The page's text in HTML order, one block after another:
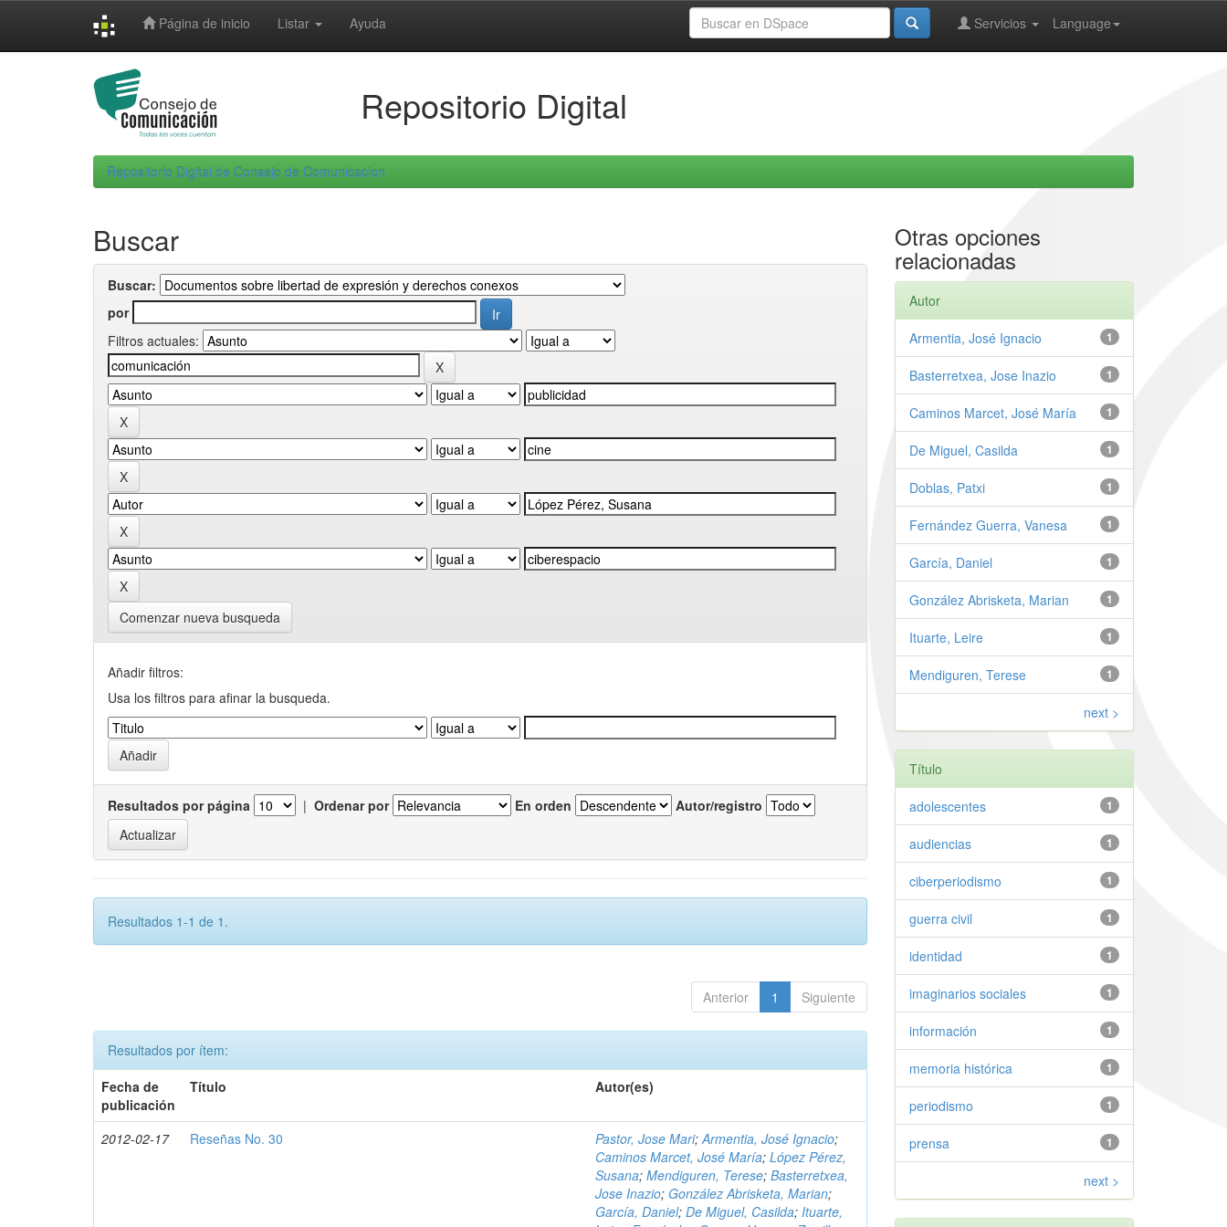
Página de inicio Listar Ayuda Language
Servicios
Repositorio Digital
Repositorio Digital de Consejo de Comunicacion
Buscar
Buscar:
por
Filtros actuales:
Comenzar nueva busqueda
Añadir filtros:
Usa los filtros para afinar la busqueda.
Resultados por página | Ordenar por En orden Autor/registro
Resultados 1-1 de 1.
Anterior 1 Siguiente
Resultados por ítem:
Fecha de
publicación
Título Autor(es)
2012-02-17 Reseñas No. 30 Pastor, Jose Mari;Armentia, José Ignacio;
Caminos Marcet, José María;López Pérez,
Susana;Mendiguren, Terese;Basterretxea,
Jose Inazio; González Abrisketa, Marian;
García, Daniel;De Miguel, Casilda;Ituarte,
Otras opciones
relacionadas
Autor
1
Armentia, José Ignacio
1
Basterretxea, Jose Inazio
1
Caminos Marcet, José María
1
De Miguel, Casilda
1
Doblas, Patxi
1
Fernández Guerra, Vanesa
1
García, Daniel
1
González Abrisketa, Marian
1
Ituarte, Leire
1
Mendiguren, Terese
next >
Título
1
adolescentes
1
audiencias
1
ciberperiodismo
1
guerra civil
1
identidad
1
imaginarios sociales
1
información
1
memoria histórica
1
periodismo
1
prensa
next >